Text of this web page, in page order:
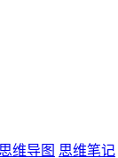
思维导图 思维笔记